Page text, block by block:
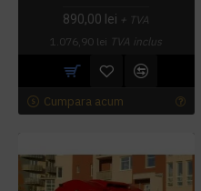
890,00 lei + TVA
1.076,90 lei TVA inclus
Cumpara acum